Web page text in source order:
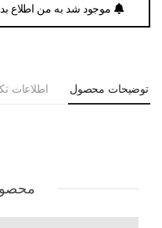
موجود شد به من اطلاع
توضیحات محصول اطلاعات